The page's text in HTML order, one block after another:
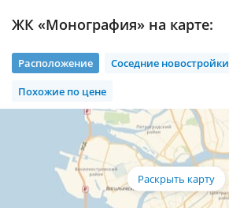
ЖК «Монография» на карте:
Расположение
Соседние новостройки
Похожие по цене